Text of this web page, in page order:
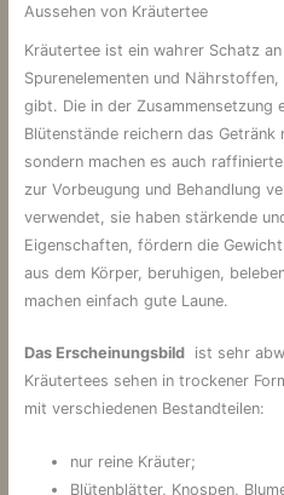
Aussehen von Kräutertee
Kräutertee ist ein wahrer Schatz
Spurenelementen und
gibt. Die in der Zusammensetzung
Blütenstände reichern das Getränk
sondern machen es auch
zur Vorbeugung und Behandlung
verwendet, sie haben stärkende
Eigenschaften, fördern die
aus dem Körper, beruhigen,
machen einfach gute Laune.
Das Erscheinungsbildist sehr
Kräutertees sehen in trockener
mit verschiedenen Bestandteilen:
nur reine Kräuter;
Blütenblätter, Knospen,